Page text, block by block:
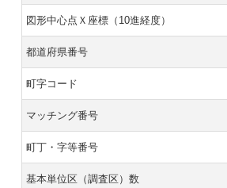
図形中心点Ｘ座標（10進経度）
都道府県番号
町字コード
マッチング番号
町丁・字等番号
基本単位区（調査区）数